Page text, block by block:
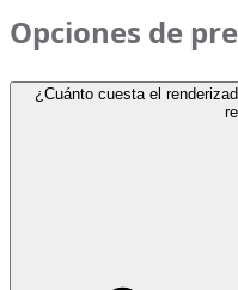
Opciones de
¿Cuánto cuesta el